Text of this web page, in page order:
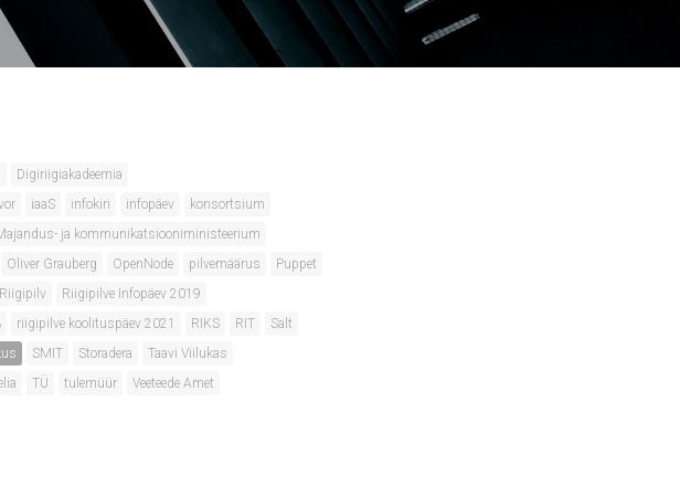
Digiriigiakadeemia
iaaS infokiri infopäev
konsortsium
ja kommunikatsiooniministeerium
Oliver Grauberg OpenNode pilvemäärus
Puppet
Riigipilv
Riigipilve Infopäev 2019
riigipilve koolituspäev 2021 RIKS RIT
Salt
SMIT Storadera
Taavi Viilukas
TÜ tulemüür
Veeteede Amet